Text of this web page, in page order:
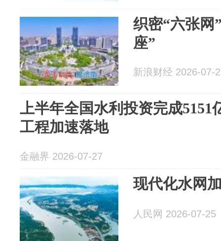
织密“六张网
座”
新浪财经 2026-07-
上半年全国水利投资完成5151
工程加速落地
金融界 2026-07-27
现代化水网
人民网 2026-07-25